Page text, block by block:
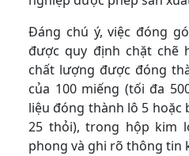
Đáng chú ý, việc đóng
được quy định chặt chẽ
chất lượng được đóng
của 100 miếng (tối đa
liệu đóng thành lô 5 hoặc
25 thỏi), trong hộp kim
phong và ghi rõ thông tin